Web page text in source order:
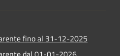
fino al 31-12-2025